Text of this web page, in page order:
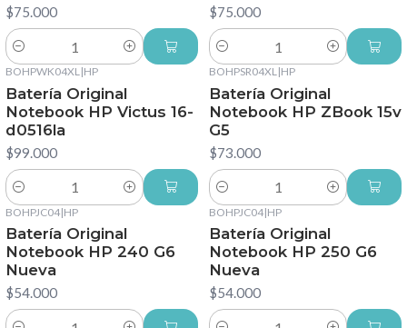
$75.000
Cantidad
$75.000
Cantidad
BOHPWK04XL|HP
Batería Original
Notebook HP Victus 16-
d0516la
$99.000
Cantidad
BOHPSR04XL|HP
Batería Original
Notebook HP ZBook 15v
G5
$73.000
Cantidad
BOHPJC04|HP
Batería Original
Notebook HP 240 G6
Nueva
$54.000
BOHPJC04|HP
Batería Original
Notebook HP 250 G6
Nueva
$54.000